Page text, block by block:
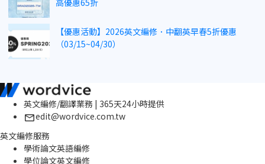
【優惠活動】2026英文編修．中翻英早春5折優惠
（03/15~04/30）
英文編修/翻譯業務 | 365天24小時提供
edit@wordvice.com.tw
英文編修服務
學術論文英語編修
學位論文英文編修